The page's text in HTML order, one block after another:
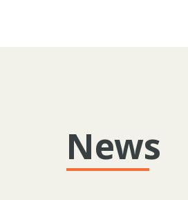
News